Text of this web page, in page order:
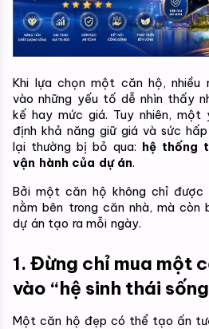
Khi lựa chọn một căn hộ, nhiều
vào những yếu tố dễ nhìn thấy
kế hay mức giá. Tuy nhiên,
định khả năng giữ giá và sức
lại thường bị bỏ qua: hệ thống
vận hành của dự án.
Bởi một căn hộ không chỉ được
nằm bên trong căn nhà, mà còn
dự án tạo ra mỗi ngày.
1. Đừng chỉ mua một
vào “hệ sinh thái
Một căn hộ đẹp có thể tạo ấn